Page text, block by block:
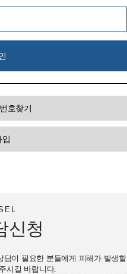
호찾기
입
신청
이 필요한 분들에게 피해가 발생할
시길 바랍니다.